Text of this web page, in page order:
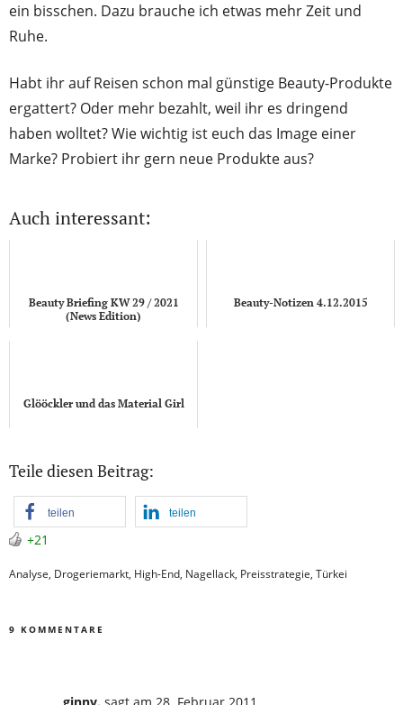
ein bisschen. Dazu brauche ich etwas mehr Zeit und
Ruhe.
Habt ihr auf Reisen schon mal günstige Beauty-Produkte
ergattert? Oder mehr bezahlt, weil ihr es dringend
haben wolltet? Wie wichtig ist euch das Image einer
Marke? Probiert ihr gern neue Produkte aus?
Auch interessant:
Beauty Briefing KW 29 / 2021
(News Edition)
Beauty-Notizen 4.12.2015
Glööckler und das Material Girl
Teile diesen Beitrag:
teilen teilen
+21
Analyse, Drogeriemarkt, High-End, Nagellack, Preisstrategie, Türkei
9 KOMMENTARE